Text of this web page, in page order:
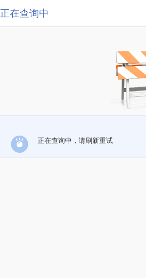
正在查询中
正在查询中，请刷新重试